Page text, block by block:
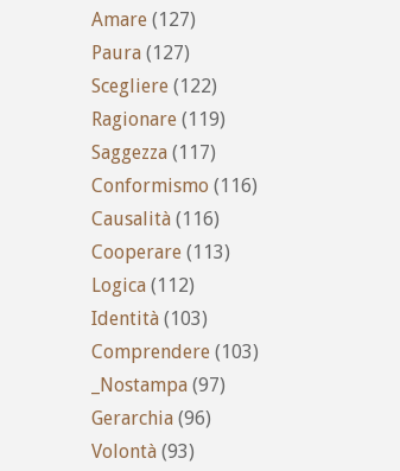
Amare (127)
Paura (127)
Scegliere (122)
Ragionare (119)
Saggezza (117)
Conformismo (116)
Causalità (116)
Cooperare (113)
Logica (112)
Identità (103)
Comprendere (103)
_Nostampa (97)
Gerarchia (96)
Volontà (93)